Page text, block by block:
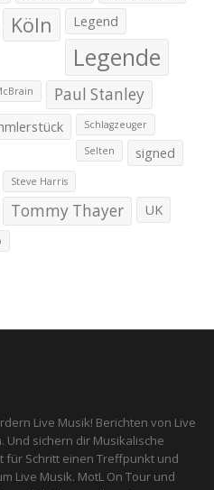
Köln Legend
Legende
Paul Stanley
Schlagzeuger
Selten signed
Steve Harris
Tommy Thayer
UK
Live Musik! Berichten von Live
Und sichern dir Musikalische
für Schritt einen Treffpunkt und
Live Musik. MotL On Tour und